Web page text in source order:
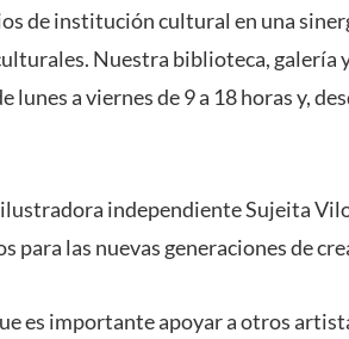
de institución cultural en una
Nuestra biblioteca, galería
a viernes de 9 a 18 horas y,
independiente Sujeita
para las nuevas generaciones de
es importante apoyar a otros